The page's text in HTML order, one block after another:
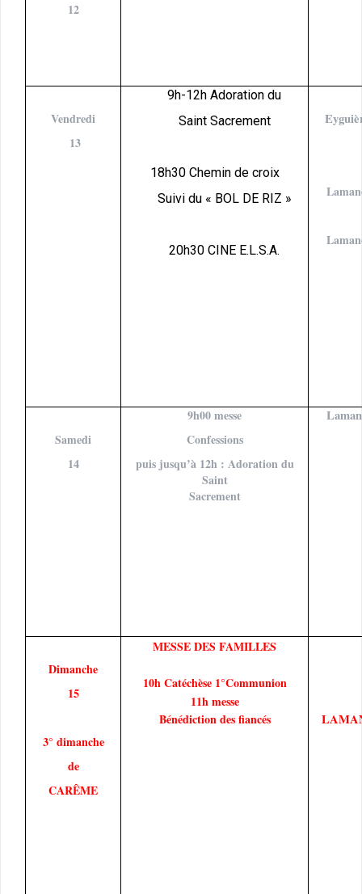
12
Vendredi
13
9h-12h Adoration du
Saint Sacrement
18h30 Chemin de croix
Suivi du « BOL DE RIZ »
20h30 CINE E.L.S.A.
Samedi
14
9h00 messe
Confessions
puis jusqu’à 12h : Adoration du
Saint
Sacrement
Dimanche
15
3° dimanche
de
CARÊME
MESSE DES FAMILLES
10h Catéchèse 1°Communion
11h messe
Bénédiction des fiancés